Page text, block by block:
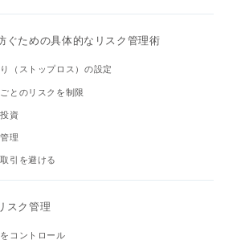
ぐための具体的なリスク管理術
（ストップロス）の設定
とのリスクを制限
資
理
引を避ける
スク管理
コントロール